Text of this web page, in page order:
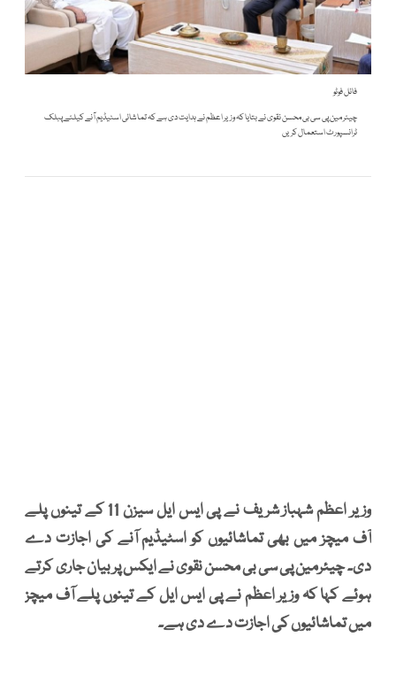
فائل فوٹو
چیئر مین پی سی بی محسن نقوی نے بتایا کہ وزیر اعظم نے ہدایت دی ہے کہ تماشائی اسٹیڈیم آنے کیلئے پبلک
ٹرانسپورٹ استعمال کریں
وزیر اعظم شہباز شریف نے پی ایس ایل سیزن 11 کے تینوں پلے
آف میچز میں بھی تماشائیوں کو اسٹیڈیم آنے کی اجازت دے
دی۔ چیئرمین پی سی بی محسن نقوی نے ایکس پر بیان جاری کرتے
ہوئے کہا کہ وزیر اعظم نے پی ایس ایل کے تینوں پلے آف میچز
میں تماشائیوں کی اجازت دے دی ہے۔